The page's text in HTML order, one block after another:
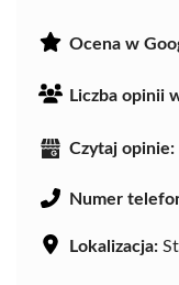
Ocena w
Liczba opinii
Czytaj opinie:
Numer
Lokalizacja: